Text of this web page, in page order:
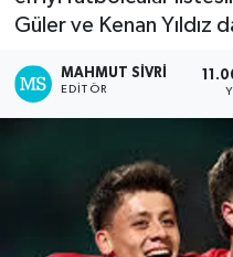
Güler ve Kenan Yıldız
MAHMUT SIVRI
EDITÖR